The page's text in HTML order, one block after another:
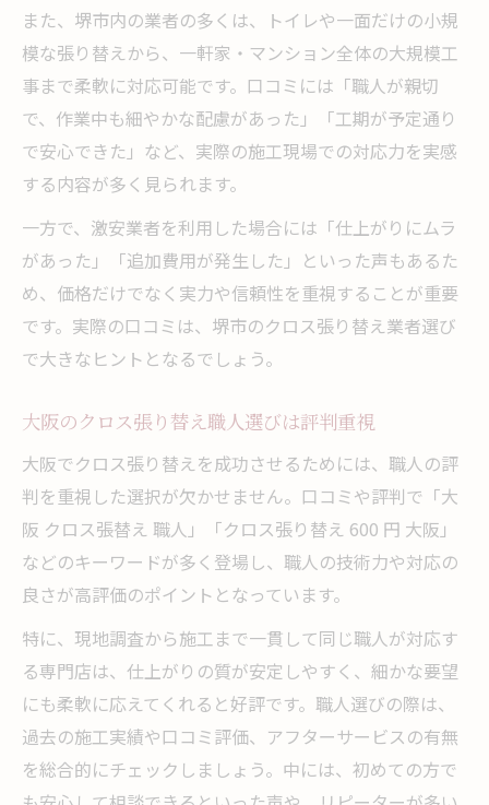
また、堺市内の業者の多くは、トイレや一面だけの小規
模な張り替えから、一軒家・マンション全体の大規模工
事まで柔軟に対応可能です。口コミには「職人が親切
で、作業中も細やかな配慮があった」「工期が予定通り
で安心できた」など、実際の施工現場での対応力を実感
する内容が多く見られます。
一方で、激安業者を利用した場合には「仕上がりにムラ
があった」「追加費用が発生した」といった声もあるた
め、価格だけでなく実力や信頼性を重視することが重要
です。実際の口コミは、堺市のクロス張り替え業者選び
で大きなヒントとなるでしょう。
大阪のクロス張り替え職人選びは評判重視
大阪でクロス張り替えを成功させるためには、職人の評
判を重視した選択が欠かせません。口コミや評判で「大
阪 クロス張替え 職人」「クロス張り替え 600 円 大阪」
などのキーワードが多く登場し、職人の技術力や対応の
良さが高評価のポイントとなっています。
特に、現地調査から施工まで一貫して同じ職人が対応す
る専門店は、仕上がりの質が安定しやすく、細かな要望
にも柔軟に応えてくれると好評です。職人選びの際は、
過去の施工実績や口コミ評価、アフターサービスの有無
を総合的にチェックしましょう。中には、初めての方で